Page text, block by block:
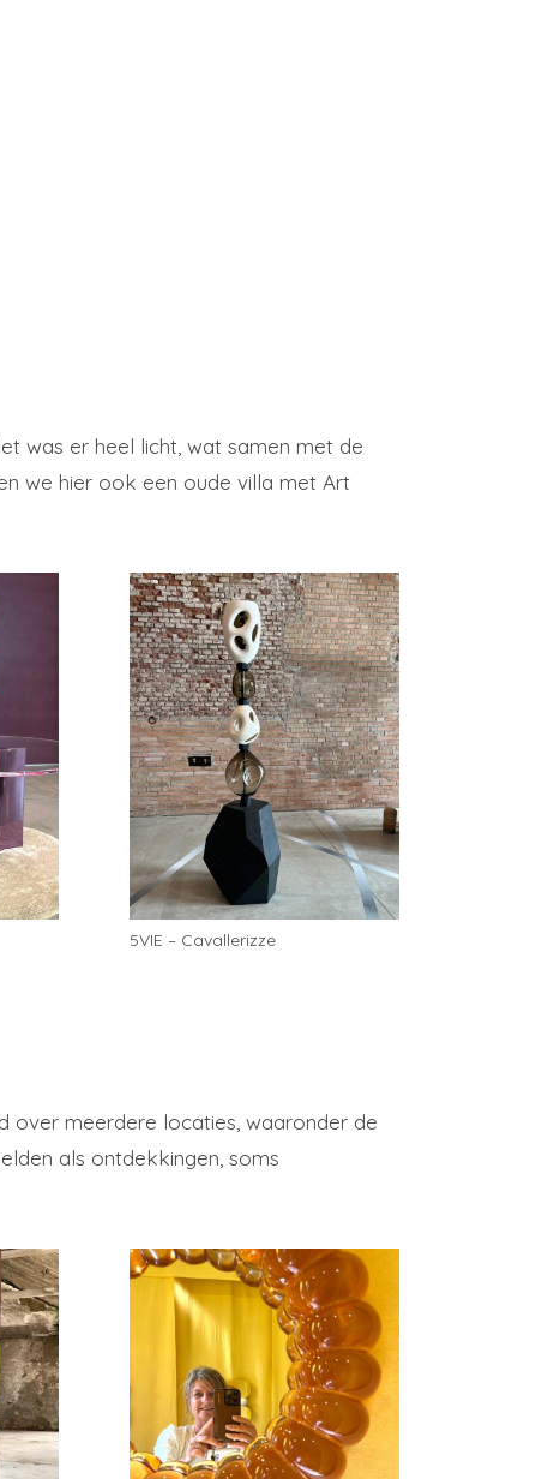
was er heel licht, wat samen met de
we hier ook een oude villa met Art
5VIE – Cavallerizze
over meerdere locaties, waaronder de
als ontdekkingen, soms